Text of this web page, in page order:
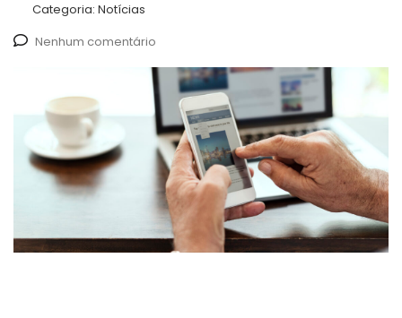
Categoria: Notícias
Nenhum comentário